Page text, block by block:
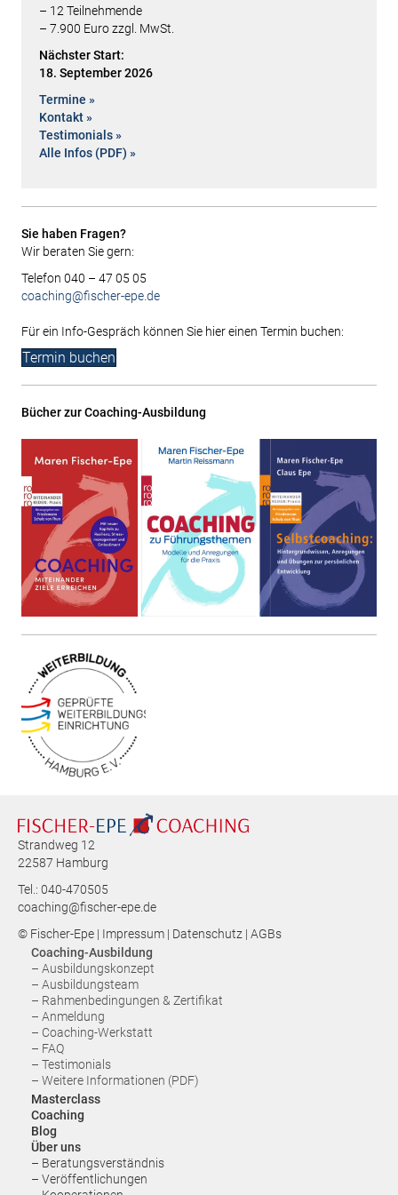
– 12 Teilnehmende
– 7.900 Euro zzgl. MwSt.
Nächster Start:
18. September 2026
Termine »
Kontakt »
Testimonials »
Alle Infos (PDF) »
Sie haben Fragen?
Wir beraten Sie gern:
Telefon 040 – 47 05 05
coaching@fischer-epe.de
Für ein Info-Gespräch können Sie hier einen Termin buchen:
Termin buchen
Bücher zur Coaching-Ausbildung
Strandweg 12
22587 Hamburg
Tel.: 040-470505
coaching@fischer-epe.de
© Fischer-Epe | Impressum | Datenschutz | AGBs
Coaching-Ausbildung
– Ausbildungskonzept
– Ausbildungsteam
– Rahmenbedingungen & Zertifikat
– Anmeldung
– Coaching-Werkstatt
– FAQ
– Testimonials
– Weitere Informationen (PDF)
Masterclass
Coaching
Blog
Über uns
– Beratungsverständnis
– Veröffentlichungen